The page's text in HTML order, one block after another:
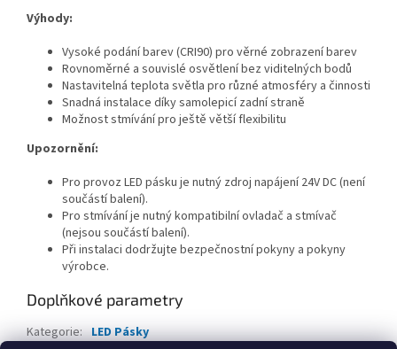
Výhody:
Vysoké podání barev (CRI90) pro věrné zobrazení barev
Rovnoměrné a souvislé osvětlení bez viditelných bodů
Nastavitelná teplota světla pro různé atmosféry a činnosti
Snadná instalace díky samolepicí zadní straně
Možnost stmívání pro ještě větší flexibilitu
Upozornění:
Pro provoz LED pásku je nutný zdroj napájení 24V DC (není
součástí balení).
Pro stmívání je nutný kompatibilní ovladač a stmívač
(nejsou součástí balení).
Při instalaci dodržujte bezpečnostní pokyny a pokyny
výrobce.
Doplňkové parametry
Kategorie: LED Pásky